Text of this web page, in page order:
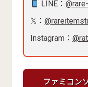
LINE：
𝕏：
Instagram：
ファミコン